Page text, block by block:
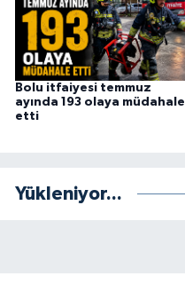
Bolu itfaiyesi temmuz
ayında 193 olaya müdahale
etti
Yükleniyor...